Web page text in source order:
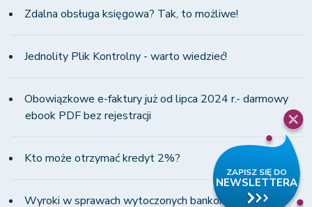
Zdalna obsługa księgowa? Tak, to możliwe!
Jednolity Plik Kontrolny - warto wiedzieć!
Obowiązkowe e-faktury już od lipca 2024 r.- darmowy
ebook PDF bez rejestracji
Kto może otrzymać kredyt 2%?
Wyroki w sprawach wytoczonych bankom przez